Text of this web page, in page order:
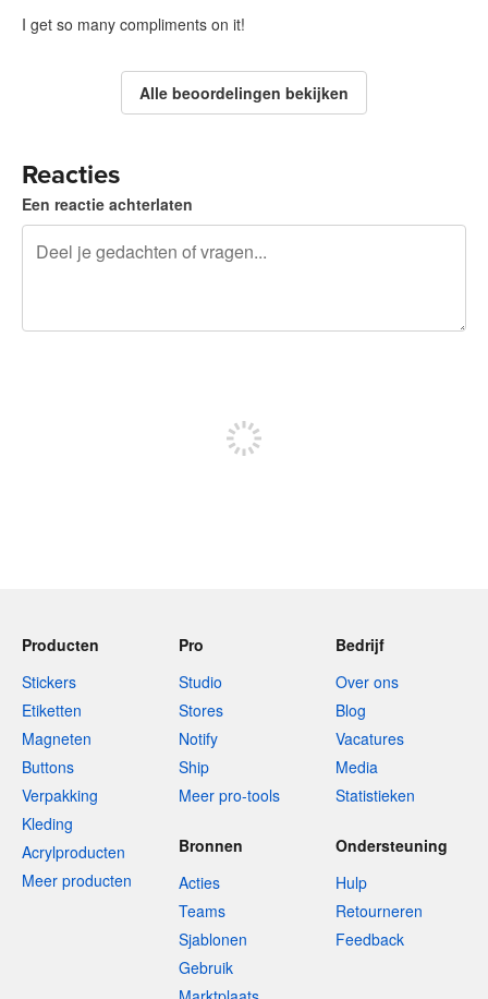
I get so many compliments on it!
Alle beoordelingen bekijken
Reacties
Een reactie achterlaten
Producten
Stickers
Etiketten
Magneten
Buttons
Verpakking
Kleding
Acrylproducten
Meer producten
Pro
Studio
Stores
Notify
Ship
Meer pro-tools
Bedrijf
Over ons
Blog
Vacatures
Media
Statistieken
Bronnen
Acties
Teams
Sjablonen
Gebruik
Ondersteuning
Hulp
Retourneren
Feedback